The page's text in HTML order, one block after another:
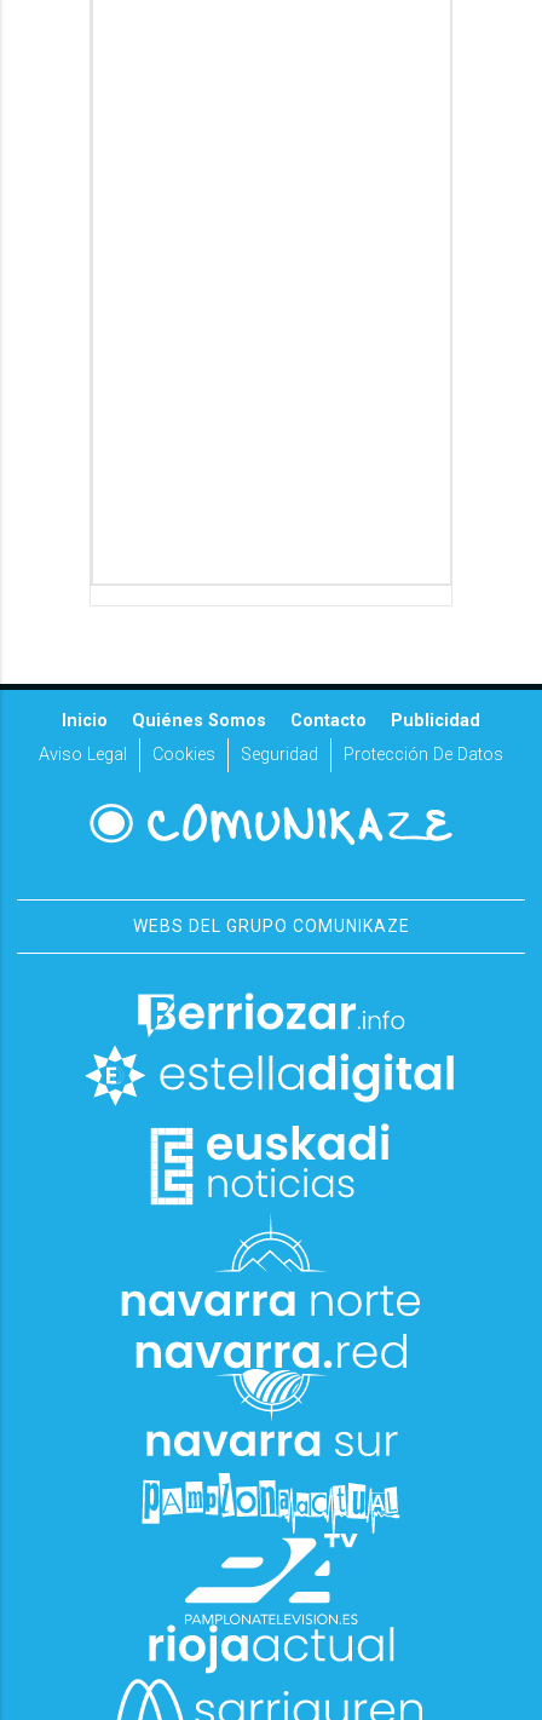
Inicio Quiénes Somos Contacto
Publicidad
Aviso Legal
Cookies Seguridad Protección De Datos
WEBS DEL GRUPO COMUNIKAZE